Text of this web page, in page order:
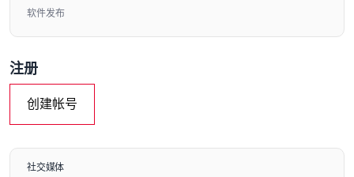
软件发布
注册
创建帐号
社交媒体